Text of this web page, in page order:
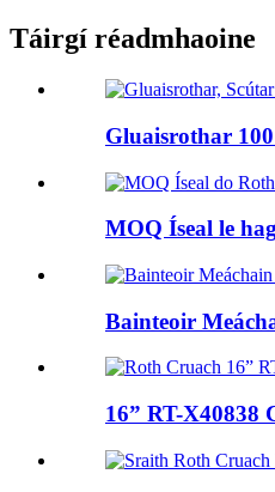
Táirgí réadmhaoine
Gluaisrothar
MOQ Íseal le
Bainteoir
16” RT-X40838